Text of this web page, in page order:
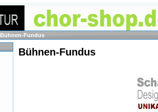
Bühnen-Fundus
Bühnen-Fundus